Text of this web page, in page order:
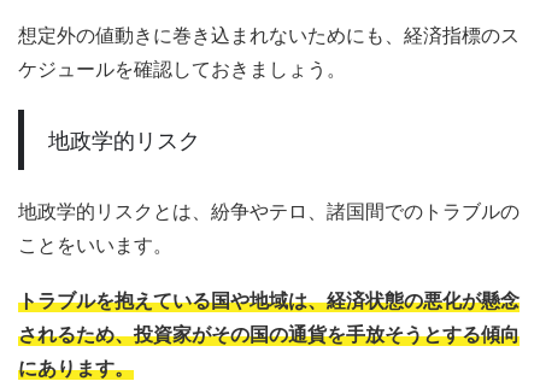
想定外の値動きに巻き込まれないためにも、経済指標のス
ケジュールを確認しておきましょう。
地政学的リスク
地政学的リスクとは、紛争やテロ、諸国間でのトラブルの
ことをいいます。
トラブルを抱えている国や地域は、経済状態の悪化が懸念
されるため、投資家がその国の通貨を手放そうとする傾向
にあります。